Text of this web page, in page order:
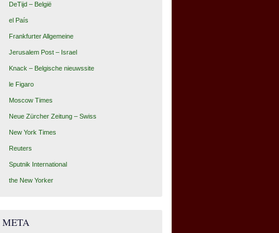
DeTijd – België
el País
Frankfurter Allgemeine
Jerusalem Post – Israel
Knack – Belgische nieuwssite
le Figaro
Moscow Times
Neue Zürcher Zeitung – Swiss
New York Times
Reuters
Sputnik International
the New Yorker
META